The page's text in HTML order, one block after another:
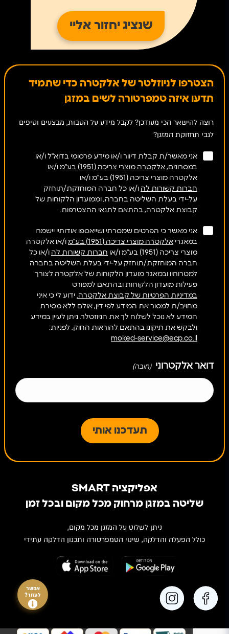
הצטרפו לניוזלטר של אלקטרה כדי שתמיד
תדעו איזה טמפרטורה לשים במזגן
רוצה להישאר הכי מעודכן? לקבל מידע על הטבות, מבצעים וטיפים
לגבי תחזוקת המזגן?
אני מאשר/ת קבלת דיוור ו/או מידע פרסומי בדוא"ל ו/או
במסרונים, אלקטרה מוצרי צריכה (1951) בע"מ
ו/או
אלקטרה מוצרי צריכה (1951) בע"מ ו/או
חברות קשורות לה ו/או כל חברה המוחזקת/תוחזק
על-ידי בעלת השליטה בחברה, וממועדון הלקוחות של
קבוצת אלקטרה, בהתאם לתנאי ההצטרפות.
אני מאשר כי הפרטים שמסרתי ושייאספו אודותיי יישמרו
במאגרי אלקטרה מוצרי צריכה (1951) בע"מ
ו/או אלקטרה
מוצרי צריכה (1951) בע"מ ו/או
חברות קשורות לה ו/או כל
חברה המוחזקת/תוחזק על-ידי בעלת השליטה בחברה
למטרותיו ובמאגר מועדון הלקוחות של אלקטרה לצורך
פעילות מועדון הלקוחות ובהתאם למפורט
במדיניות הפרטיות של קבוצת אלקטרה. ידוע לי כי איני
מחויב/ת למסור את המידע לפי דין, אולם ללא מסירת
המידע לא נוכל לשלוח לך את הניוזטלר. ניתן לעיין במידע
ולבקש את תיקונו בהתאם להוראות החוק. לפניות:
moked-service@ecp.co.il
דואר אלקטרוני (חובה)
אפליקציה SMART
שליטה במזגן מרחוק מכל מקום ובכל זמן
ניתן לשלוט על המזגן מכל מקום,
כולל הפעלה והדלקה, שינוי הטמפרטורה ותכנון הדלקה עתידי
אפשר
לעזור?